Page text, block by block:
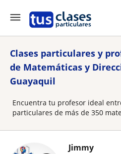
Clases particulares y
de Matemáticas y
Guayaquil
Encuentra tu profesor ideal
particulares de más de 350
Jimmy